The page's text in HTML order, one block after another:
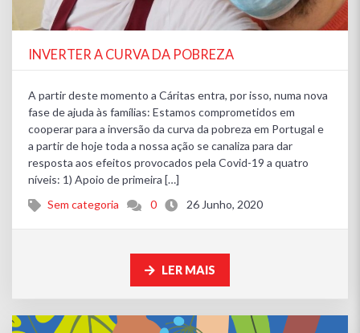
INVERTER A CURVA DA POBREZA
A partir deste momento a Cáritas entra, por isso, numa nova
fase de ajuda às famílias: Estamos comprometidos em
cooperar para a inversão da curva da pobreza em Portugal e
a partir de hoje toda a nossa ação se canaliza para dar
resposta aos efeitos provocados pela Covid-19 a quatro
níveis: 1) Apoio de primeira […]
Sem categoria
0 26 Junho, 2020
LER MAIS